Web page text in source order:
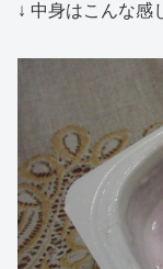
↓ 中身はこんな感